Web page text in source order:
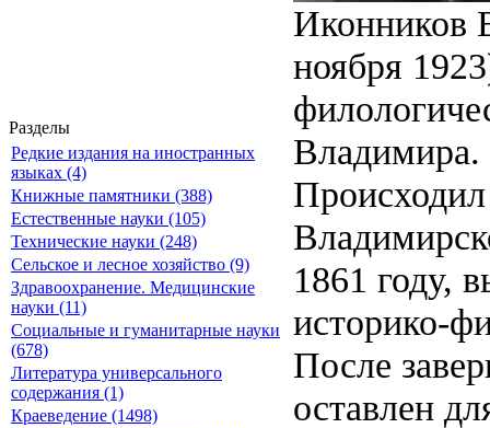
Разделы
Редкие издания на иностранных
языках (4)
Книжные памятники (388)
Естественные науки (105)
Технические науки (248)
Сельское и лесное хозяйство (9)
Здравоохранение. Медицинские
науки (11)
Социальные и гуманитарные науки
(678)
Литература универсального
содержания (1)
Краеведение (1498)
Иконников
ноября
Владимира.
1861 году,
историко-
После
оставлен